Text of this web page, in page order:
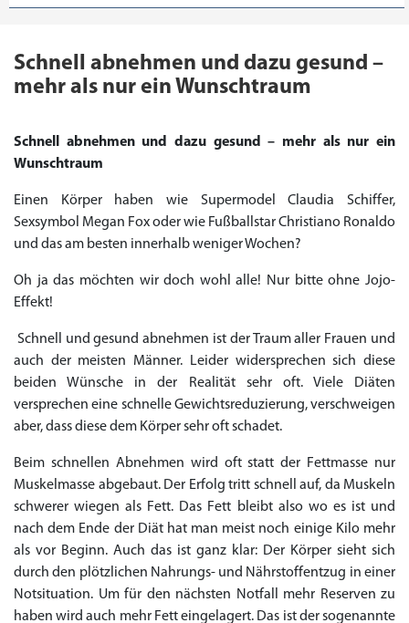
Schnell abnehmen und dazu gesund –
mehr als nur ein Wunschtraum
Schnell abnehmen und dazu gesund – mehr als nur ein
Wunschtraum
Einen Körper haben wie Supermodel Claudia Schiffer,
Sexsymbol Megan Fox oder wie Fußballstar Christiano Ronaldo
und das am besten innerhalb weniger Wochen?
Oh ja das möchten wir doch wohl alle! Nur bitte ohne Jojo-
Effekt!
Schnell und gesund abnehmen ist der Traum aller Frauen und
auch der meisten Männer. Leider widersprechen sich diese
beiden Wünsche in der Realität sehr oft. Viele Diäten
versprechen eine schnelle Gewichtsreduzierung, verschweigen
aber, dass diese dem Körper sehr oft schadet.
Beim schnellen Abnehmen wird oft statt der Fettmasse nur
Muskelmasse abgebaut. Der Erfolg tritt schnell auf, da Muskeln
schwerer wiegen als Fett. Das Fett bleibt also wo es ist und
nach dem Ende der Diät hat man meist noch einige Kilo mehr
als vor Beginn. Auch das ist ganz klar: Der Körper sieht sich
durch den plötzlichen Nahrungs- und Nährstoffentzug in einer
Notsituation. Um für den nächsten Notfall mehr Reserven zu
haben wird auch mehr Fett eingelagert. Das ist der sogenannte